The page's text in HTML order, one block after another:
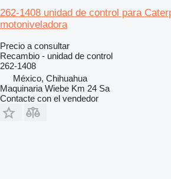
262-1408 unidad de control para
motoniveladora
Precio a consultar
Recambio - unidad de control
262-1408
México, Chihuahua
Maquinaria Wiebe Km 24 Sa
Contacte con el vendedor